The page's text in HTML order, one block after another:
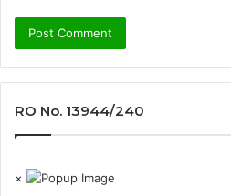
RO No. 13944/240
×